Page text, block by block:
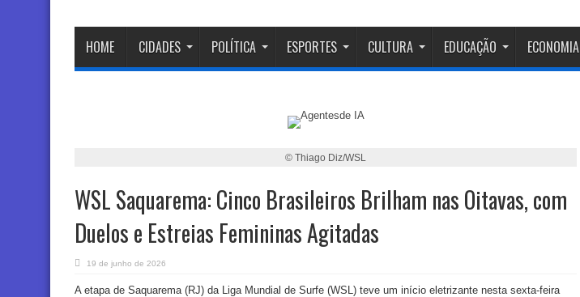
HOME CIDADES POLÍTICA ESPORTES CULTURA EDUCAÇÃO ECONOMIA
© Thiago Diz/WSL
WSL Saquarema: Cinco Brasileiros Brilham nas Oitavas, com
Duelos e Estreias Femininas Agitadas
19 de junho de 2026
A etapa de Saquarema (RJ) da Liga Mundial de Surfe (WSL) teve um início eletrizante nesta sexta-feira